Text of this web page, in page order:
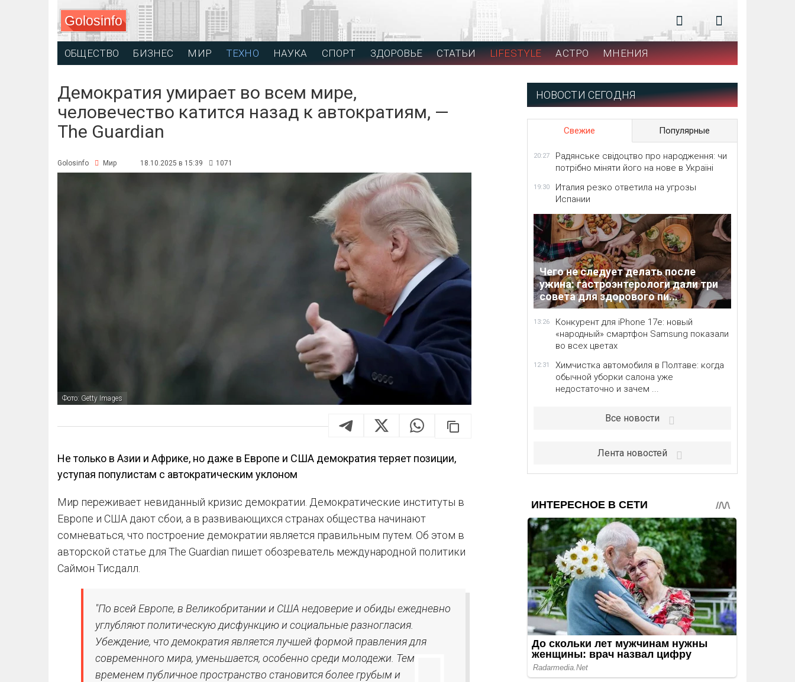
Golosinfo
ОБЩЕСТВО БИЗНЕС МИР ТЕХНО НАУКА СПОРТ ЗДОРОВЬЕ СТАТЬИ LIFESTYLE АСТРО МНЕНИЯ
Демократия умирает во всем мире,
человечество катится назад к автократиям, —
The Guardian
Golosinfo Мир 18.10.2025 в 15:39 1071
Фото: Getty Images
Не только в Азии и Африке, но даже в Европе и США демократия теряет позиции,
уступая популистам с автократическим уклоном
Мир переживает невиданный кризис демократии. Демократические институты в
Европе и США дают сбои, а в развивающихся странах общества начинают
сомневаться, что построение демократии является правильным путем. Об этом в
авторской статье для The Guardian пишет обозреватель международной политики
Саймон Тисдалл.
"По всей Европе, в Великобритании и США недоверие и обиды ежедневно
углубляют политическую дисфункцию и социальные разногласия.
Убеждение, что демократия является лучшей формой правления для
современного мира, уменьшается, особенно среди молодежи. Тем
временем публичное пространство становится более грубым и
НОВОСТИ СЕГОДНЯ
Свежие Популярные
20:27
Радянське свідоцтво про народження: чи
потрібно міняти його на нове в Україні
19:30
Италия резко ответила на угрозы
Испании
Чего не следует делать после
ужина: гастроэнтерологи дали три
совета для здорового пи...
13:26
Конкурент для iPhone 17e: новый
«народный» смартфон Samsung показали
во всех цветах
12:31
Химчистка автомобиля в Полтаве: когда
обычной уборки салона уже
недостаточно и зачем ...
Все новости
Лента новостей